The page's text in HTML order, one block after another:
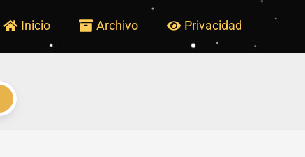
Inicio Archivo Privacidad